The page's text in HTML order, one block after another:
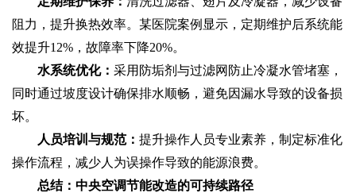
阻力，提升换热效率。某医院案例显示，定期维护后系统能
效提升12%，故障率下降20%。
水系统优化： 采用防垢剂与过滤网防止冷凝水管堵塞，
同时通过坡度设计确保排水顺畅，避免因漏水导致的设备损
坏。
人员培训与规范： 提升操作人员专业素养，制定标准化
操作流程，减少人为误操作导致的能源浪费。
总结：中央空调节能改造的可持续路径